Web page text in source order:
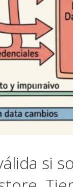
si